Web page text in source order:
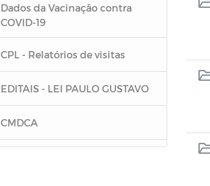
Dados da Vacinação contra
COVID-19
CPL - Relatórios de visitas
EDITAIS - LEI PAULO GUSTAVO
CMDCA